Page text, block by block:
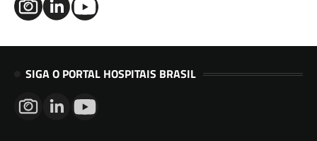
SIGA O PORTAL HOSPITAIS BRASIL